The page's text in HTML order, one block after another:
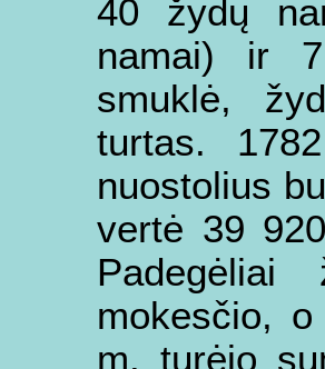
40 žydų
namai) ir
smuklė,
turtas.
nuostolius
vertė 39
mokesčio,
m. turėjo